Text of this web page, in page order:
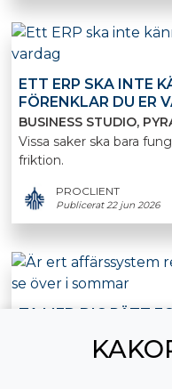
ETT ERP SKA INTE
FÖRENKLAR DU ER
BUSINESS STUDIO
Vissa saker ska bara
friktion.
PROCLIENT
Publicerat 22 jun 2026
TA MED DIG RÄTT
BUSINESS STUDIO